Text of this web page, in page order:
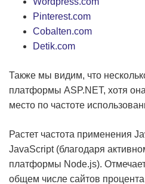
Pinterest.com
Cobalten.com
Detik.com
Также мы видим, что
платформы ASP.NET, хотя
место по частоте
Растет частота применения
JavaScript (благодаря
платформы Node.js).
общем числе сайтов